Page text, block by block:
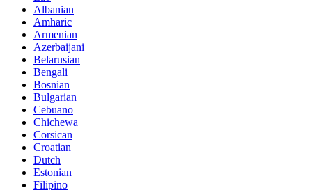
Albanian
Amharic
Armenian
Azerbaijani
Belarusian
Bengali
Bosnian
Bulgarian
Cebuano
Chichewa
Corsican
Croatian
Dutch
Estonian
Filipino